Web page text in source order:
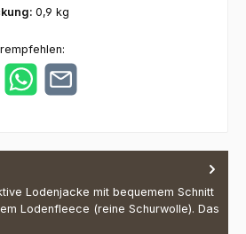
0,9 kg
Lodenjacke mit bequemem Schnitt
Lodenfleece (reine Schurwolle). Das